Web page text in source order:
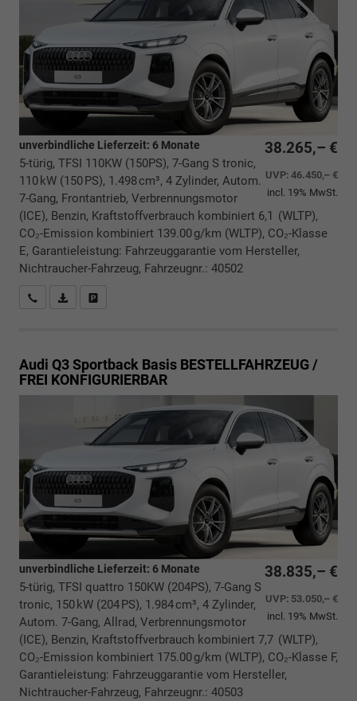
38.265,– €
UVP:46.450,– €
incl. 19% MwSt.
unverbindliche Lieferzeit: 6 Monate
5-türig, TFSI 110KW (150PS), 7-Gang S tronic,
110 kW (150 PS), 1.498 cm³, 4 Zylinder, Autom.
7-Gang, Frontantrieb, Verbrennungsmotor
(ICE), Benzin, Kraftstoffverbrauch kombiniert 6,1 (WLTP),
CO₂-Emission kombiniert 139.00 g/km (WLTP), CO₂-Klasse
E, Garantieleistung: Fahrzeuggarantie vom Hersteller,
Nichtraucher-Fahrzeug, Fahrzeugnr.: 40502
Rückrufbitte absenden
PDF-Datei, Fahrzeugexposé drucken
Audi Q3 Sportback Basis BESTELLFAHRZEUG /
FREI KONFIGURIERBAR
38.835,– €
UVP: 53.050,– €
incl. 19% MwSt.
unverbindliche Lieferzeit: 6 Monate
5-türig, TFSI quattro 150KW (204PS), 7-Gang S
tronic, 150 kW (204 PS), 1.984 cm³, 4 Zylinder,
Autom. 7-Gang, Allrad, Verbrennungsmotor
(ICE), Benzin, Kraftstoffverbrauch kombiniert 7,7 (WLTP),
CO₂-Emission kombiniert 175.00 g/km (WLTP), CO₂-Klasse F,
Garantieleistung: Fahrzeuggarantie vom Hersteller,
Nichtraucher-Fahrzeug, Fahrzeugnr.: 40503